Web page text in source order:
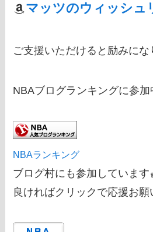
マッツのウィッシュ
ご支援いただけると励みにな
NBAブログランキングに参加
NBAランキング
ブログ村にも参加しています
良ければクリックで応援お願